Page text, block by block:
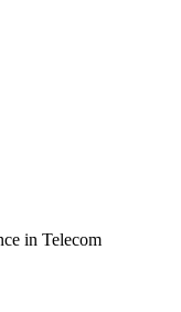
in Telecom